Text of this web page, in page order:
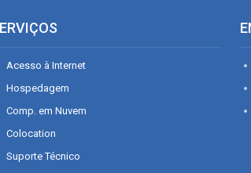
Acesso à Internet
Hospedagem
Comp. em Nuvem
Colocation
Suporte Técnico